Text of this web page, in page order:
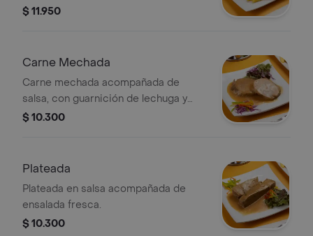
fritos.
$ 11.950
Carne Mechada
Carne mechada acompañada de
salsa, con guarnición de lechuga y
repollo morado.
$ 10.300
Plateada
Plateada en salsa acompañada de
ensalada fresca.
$ 10.300